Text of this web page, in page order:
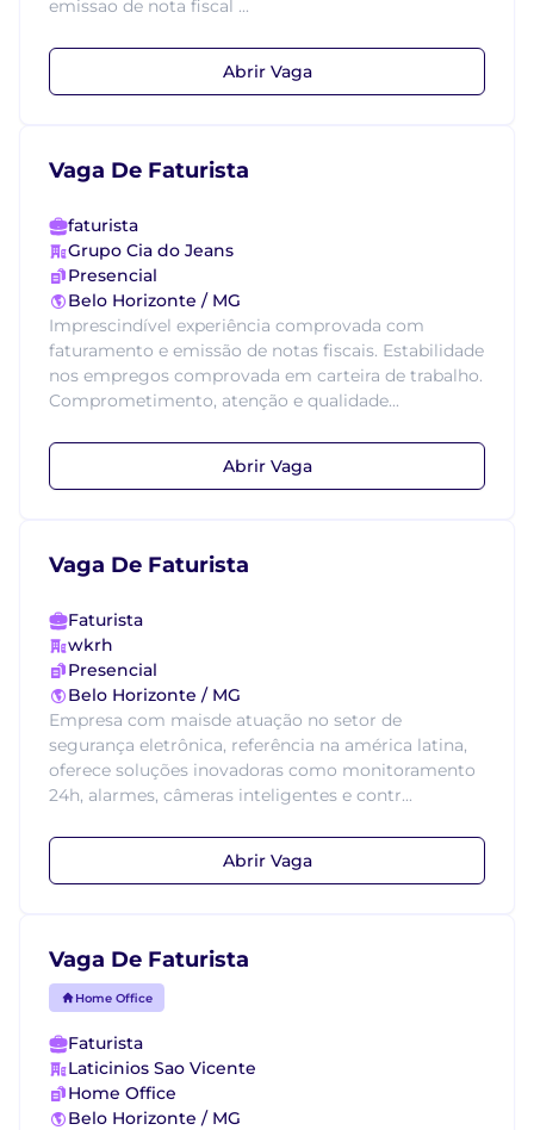
emissao de nota fiscal ...
Abrir Vaga
Vaga De Faturista
faturista
Grupo Cia do Jeans
Presencial
Belo Horizonte / MG
Imprescindível experiência comprovada com
faturamento e emissão de notas fiscais. Estabilidade
nos empregos comprovada em carteira de trabalho.
Comprometimento, atenção e qualidade...
Abrir Vaga
Vaga De Faturista
Faturista
wkrh
Presencial
Belo Horizonte / MG
Empresa com maisde atuação no setor de
segurança eletrônica, referência na américa latina,
oferece soluções inovadoras como monitoramento
24h, alarmes, câmeras inteligentes e contr...
Abrir Vaga
Vaga De Faturista
Home Office
Faturista
Laticinios Sao Vicente
Home Office
Belo Horizonte / MG